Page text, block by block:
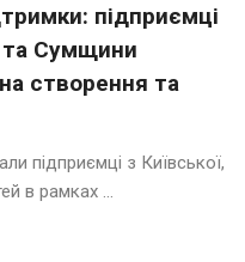
підприємці
та Сумщини
створення та
підприємці з Київської,
в рамках ...